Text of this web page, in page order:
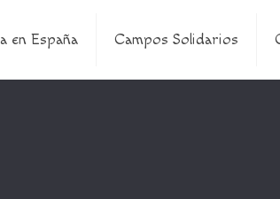
en España Campos Solidarios